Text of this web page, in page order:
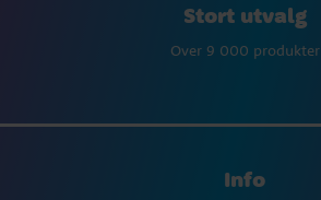
Stort utvalg
Over 9 000 produkter
Info